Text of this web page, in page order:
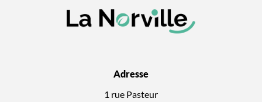
Adresse
1 rue Pasteur